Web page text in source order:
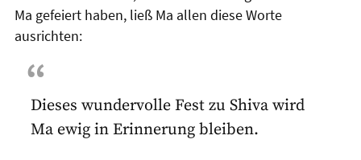
Ma gefeiert haben, ließ Ma allen diese Worte
ausrichten:
Dieses wundervolle Fest zu Shiva wird
Ma ewig in Erinnerung bleiben.